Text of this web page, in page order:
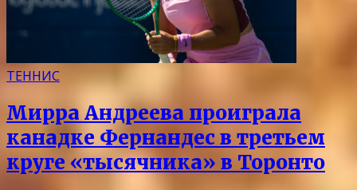
ТЕННИС
Мирра Андреева проиграла
канадке Фернандес в третьем
круге «тысячника» в Торонто